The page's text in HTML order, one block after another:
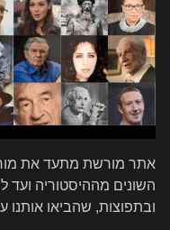
אתר מורשת מתעד את
השונים מההיסטוריה ועד
ובתפוצות, שהביאו אותנו